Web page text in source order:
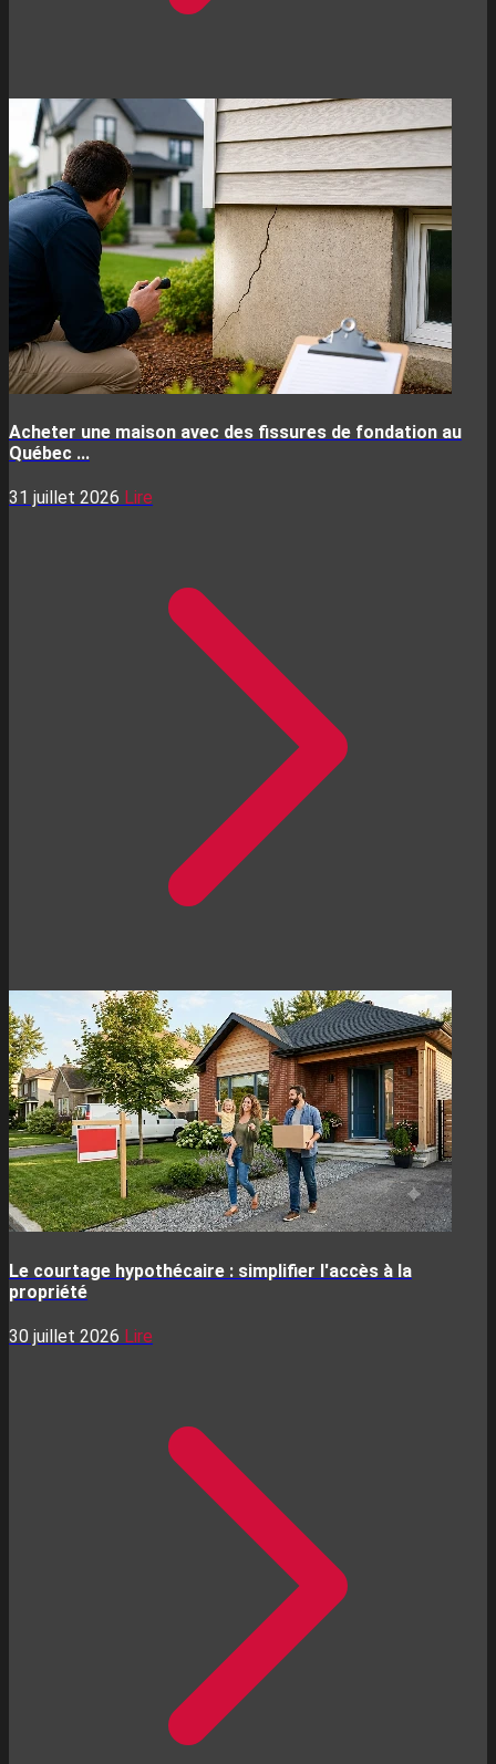
Acheter une maison avec des fissures de fondation au
Québec ...
31 juillet 2026 Lire
Le courtage hypothécaire : simplifier l'accès à la
propriété
30 juillet 2026 Lire